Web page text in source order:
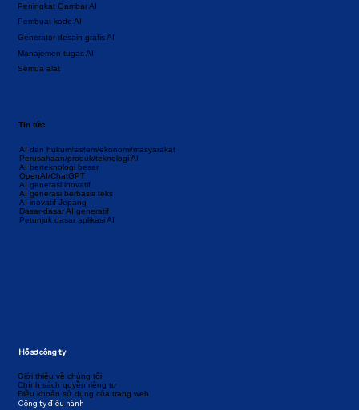
Semua alat
Manajemen tugas AI
Generator desain grafis AI
Pembuat kode AI
Peningkat Gambar AI
AI dan hukum/sistem/ekonomi/masyarakat
Perusahaan/produk/teknologi AI
AI berteknologi besar
OpenAI/ChatGPT
AI generasi inovatif
AI generasi berbasis teks
AI inovatif Jepang
Dasar-dasar AI generatif
Petunjuk dasar aplikasi AI
Tin tức
Giới thiệu về chúng tôi
Chính sách quyền riêng tư
Điều khoản sử dụng của trang web
Công ty điều hành
Hồ sơ công ty